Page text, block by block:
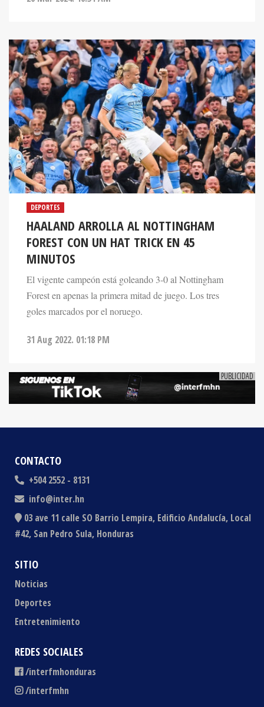
DEPORTES
HAALAND ARROLLA AL NOTTINGHAM
FOREST CON UN HAT TRICK EN 45
MINUTOS
El vigente campeón está goleando 3-0 al Nottingham
Forest en apenas la primera mitad de juego. Los tres
goles marcados por el noruego.
CONTACTO
+504 2552 - 8131
info@inter.hn
03 ave 11 calle SO Barrio Lempira, Edificio Andalucía, Local
#42, San Pedro Sula, Honduras
SITIO
Noticias
Deportes
Entretenimiento
REDES SOCIALES
/interfmhonduras
/interfmhn